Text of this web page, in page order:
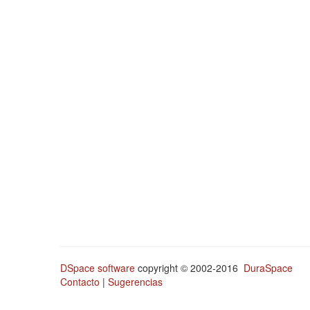
DSpace software copyright © 2002-2016 DuraSpace
Contacto | Sugerencias